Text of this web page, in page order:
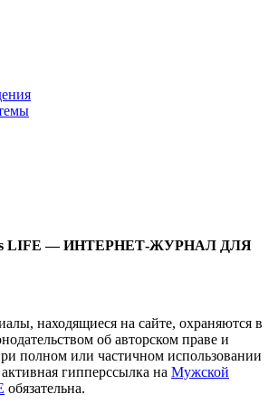
LIFE — ИНТЕРНЕТ-ЖУРНАЛ ДЛЯ
находящиеся на сайте, охраняются в
об авторском праве и
полном или частичном использовании
гипперссылка на Мужской
обязательна.